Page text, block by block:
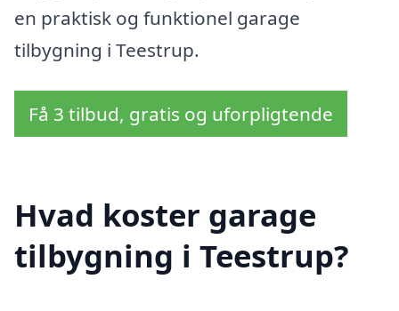
en praktisk og funktionel garage
tilbygning i Teestrup.
Få 3 tilbud, gratis og uforpligtende
Hvad koster garage
tilbygning i Teestrup?